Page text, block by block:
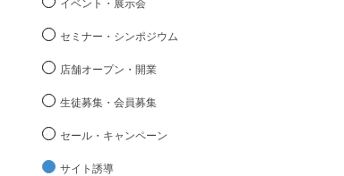
セミナー・シンポジウム
店舗オープン・開業
生徒募集・会員募集
セール・キャンペーン
サイト誘導